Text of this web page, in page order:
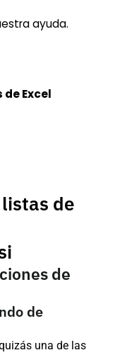
ayuda.
Excel
de
de
de
una de las